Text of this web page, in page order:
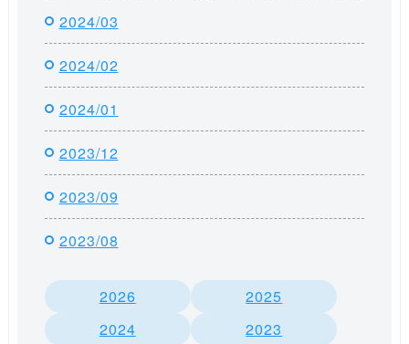
2024/03
2024/02
2024/01
2023/12
2023/09
2023/08
2026
2025
2024
2023